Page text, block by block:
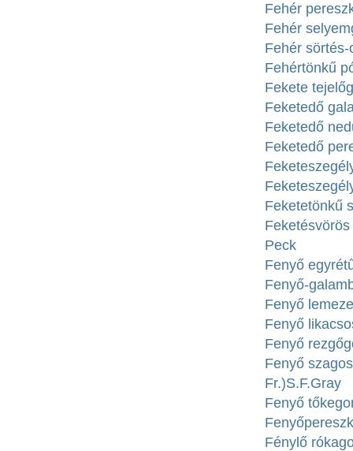
Fehér
Fehér
Fehér
Fehértönkű
Fekete
Feketedő
Feketedő
Feketedő
Feketetönkű
Peck
Fenyő
Fenyő-
Fenyő
Fenyő
Fenyő
Fenyő
Fr.)S.F.Gray
Fenyő
Fénylő